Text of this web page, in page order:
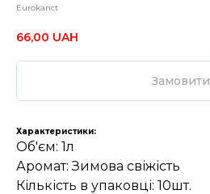
Eurokanct
66,00 UAH
Замовити
Характеристики:
Об'єм: 1л
Аромат: Зимова свіжість
Кількість в упаковці: 10шт.